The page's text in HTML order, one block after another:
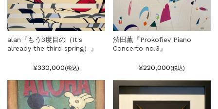
alan『もう3度目の（It's
already the third spring）』
¥330,000(税込)
渋田薫『Prokofiev Piano
Concerto no.3』
¥220,000(税込)